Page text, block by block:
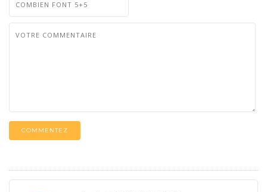
COMMENTEZ